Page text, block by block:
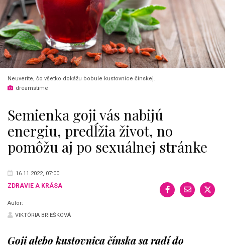
Neuveríte, čo všetko dokážu bobule kustovnice čínskej.
dreamstime
Semienka goji vás nabijú
energiu, predĺžia život, no
pomôžu aj po sexuálnej stránke
16.11.2022, 07:00
ZDRAVIE A KRÁSA
Autor:
VIKTÓRIA BRIEŠKOVÁ
Goji alebo kustovnica čínska sa radí do